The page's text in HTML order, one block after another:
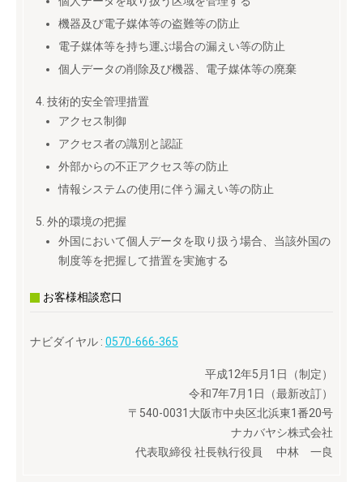
機器及び電子媒体等の盗難等の防止
電子媒体等を持ち運ぶ場合の漏えい等の防止
個人データの削除及び機器、電子媒体等の廃棄
技術的安全管理措置
アクセス制御
アクセス者の識別と認証
外部からの不正アクセス等の防止
情報システムの使用に伴う漏えい等の防止
外的環境の把握
外国において個人データを取り扱う場合、当該外国の
制度等を把握して措置を実施する
お客様相談窓口
ナビダイヤル : 0570-666-365
平成12年5月1日（制定）
令和7年7月1日（最新改訂）
〒540-0031大阪市中央区北浜東1番20号
ナカバヤシ株式会社
代表取締役 社長執行役員 中林 一良